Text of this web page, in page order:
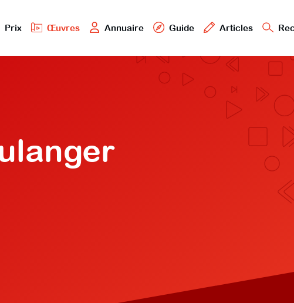
Prix Œuvres Annuaire Guide Articles